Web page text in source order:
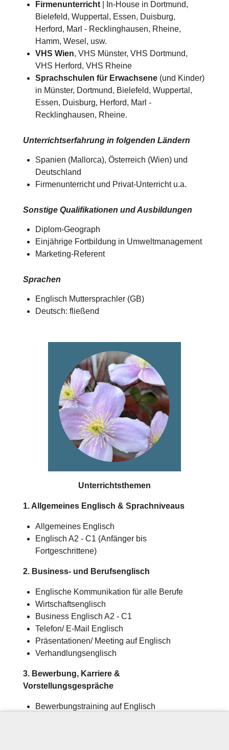
Firmenunterricht| In-House in Dortmund,
Bielefeld, Wuppertal, Essen, Duisburg,
Herford, Marl - Recklinghausen, Rheine,
Hamm, Wesel, usw.
VHS Wien, VHS Münster, VHS Dortmund,
VHS Herford, VHS Rheine
Sprachschulen für Erwachsene(und Kinder)
in Münster, Dortmund, Bielefeld, Wuppertal,
Essen, Duisburg, Herford, Marl -
Recklinghausen, Rheine.
Unterrichtserfahrung in folgenden Ländern
Spanien (Mallorca), Österreich (Wien) und
Deutschland​​
Firmenunterricht und Privat-Unterricht u.a.
Sonstige Qualifikationen und Ausbildungen
Diplom-Geograph
Einjährige Fortbildung in Umweltmanagement
Marketing-Referent
Sprachen
Englisch Muttersprachler (GB)
Deutsch: fließend
Unterrichtsthemen
1. Allgemeines Englisch & Sprachniveaus
Allgemeines Englisch
Englisch A2 - C1 (Anfänger bis
Fortgeschrittene)
2. Business- und Berufsenglisch
Englische Kommunikation für alle Berufe
Wirtschaftsenglisch
Business Englisch A2 - C1
Telefon/ E-Mail Englisch
Präsentationen/ Meeting auf Englisch
Verhandlungsenglisch
3. Bewerbung, Karriere &
Vorstellungsgespräche
Bewerbungstraining auf Englisch